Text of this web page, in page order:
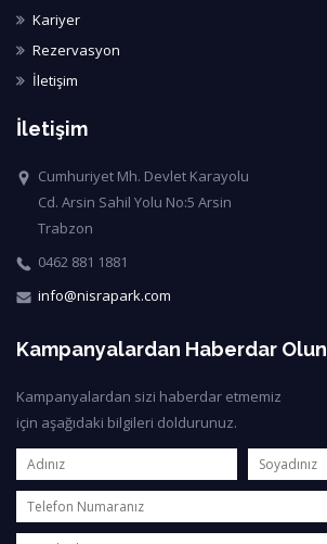
Kariyer
Rezervasyon
İletişim
İletişim
Cumhuriyet Mh. Devlet Karayolu
Cd. Arsin Sahil Yolu No:5 Arsin
Trabzon
0462 881 1881
info@nisrapark.com
Kampanyalardan Haberdar Olun
Kampanyalardan sizi haberdar etmemiz
için aşağıdaki bilgileri doldurunuz.